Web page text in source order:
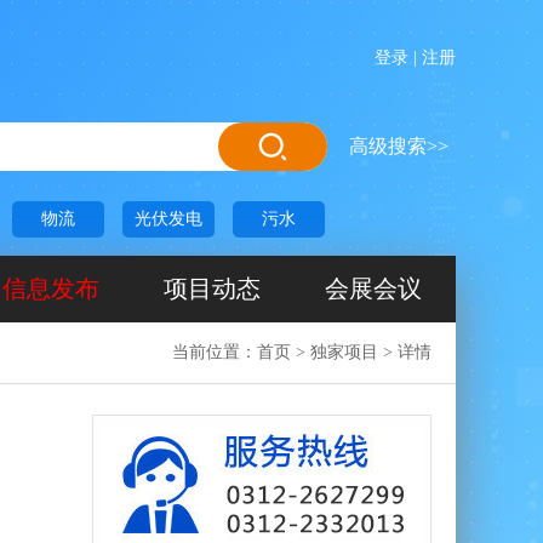
登录 注册
高级搜索>>
物流 光伏发电 污水
信息发布 项目动态 会展会议
当前位置： 首页 > 独家项目 > 详情